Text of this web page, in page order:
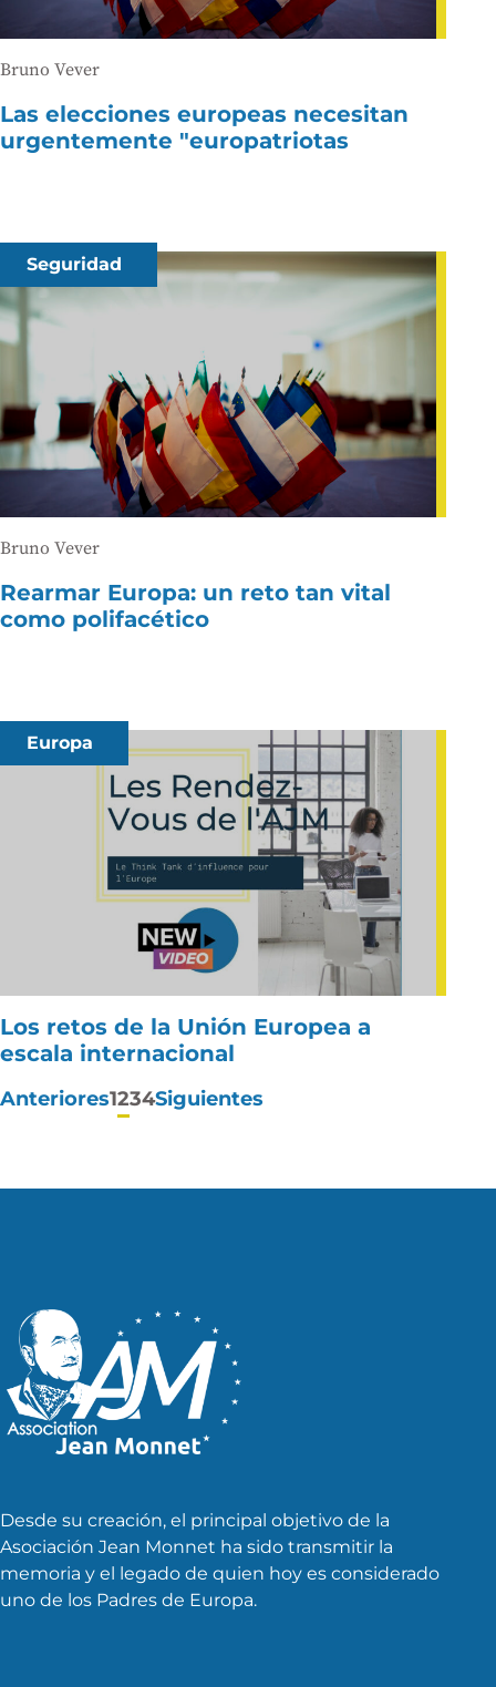
Bruno Vever
Las elecciones europeas necesitan
urgentemente "europatriotas
Seguridad
Bruno Vever
Rearmar Europa: un reto tan vital
como polifacético
Europa
Los retos de la Unión Europea a
escala internacional
Paginación
Anteriores1234Siguientes
Desde su creación, el principal objetivo de la
Asociación Jean Monnet ha sido transmitir la
memoria y el legado de quien hoy es considerado
uno de los Padres de Europa.